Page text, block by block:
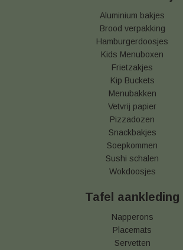
Aluminium bakjes
Brood verpakking
Hamburgerdoosjes
Kids Menuboxen
Frietzakjes
Kip Buckets
Menubakken
Vetvrij papier
Pizzadozen
Snackbakjes
Soepkommen
Sushi schalen
Wokdoosjes
Tafel aankleding
Napperons
Placemats
Servetten